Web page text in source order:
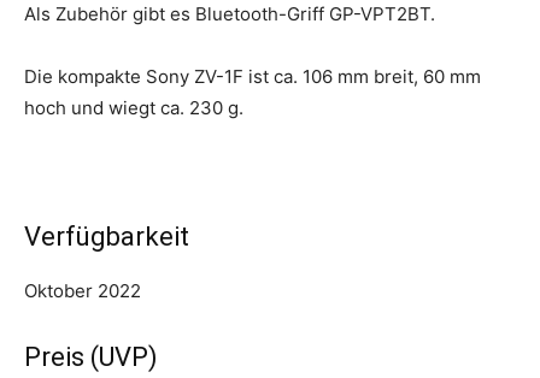
Als Zubehör gibt es Bluetooth-Griff GP-VPT2BT.
Die kompakte Sony ZV-1F ist ca. 106 mm breit, 60 mm
hoch und wiegt ca. 230 g.
Verfügbarkeit
Oktober 2022
Preis (UVP)